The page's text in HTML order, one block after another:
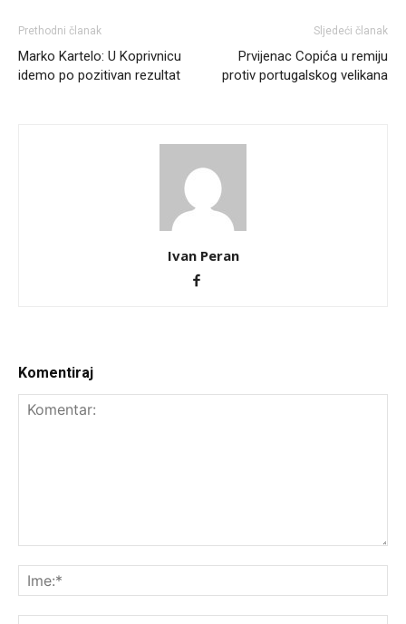
Prethodni članak
Marko Kartelo: U Koprivnicu
idemo po pozitivan rezultat
Sljedeći članak
Prvijenac Copića u remiju
protiv portugalskog velikana
Ivan Peran
Komentiraj